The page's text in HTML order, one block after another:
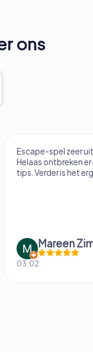
ons
Escape-spel zeer
Helaas ontbreken er
tips. Verder is het
Mareen
03.02.